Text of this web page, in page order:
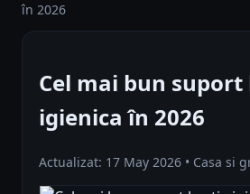
în 2026
Cel mai bun
igienica în 2026
Actualizat: 17 May 2026 • Casa si